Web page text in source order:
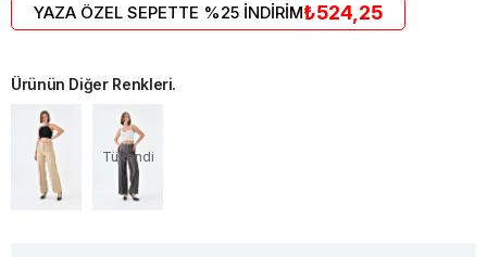
YAZA ÖZEL SEPETTE %25 İNDİRİM₺524,25
Ürünün Diğer Renkleri.
Tükendi